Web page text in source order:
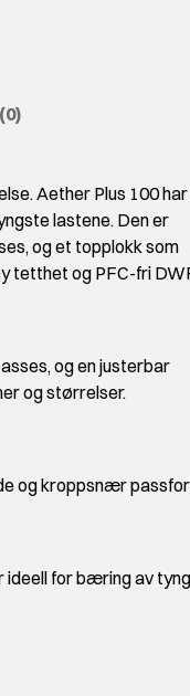
(0)
Aether Plus 100 har
lastene. Den er
og et topplokk som
tetthet og PFC-fri
og en justerbar
og størrelser.
og kroppsnær
for bæring av